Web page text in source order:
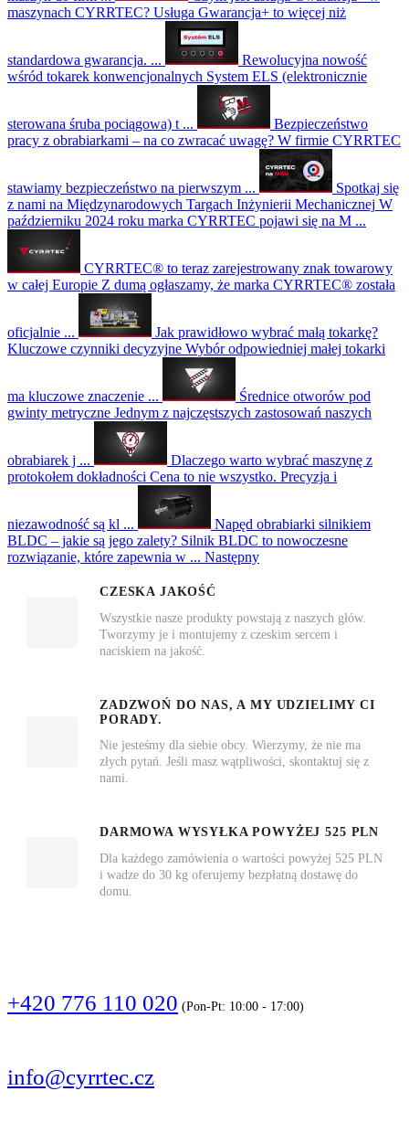
maszynach CYRRTEC? Usługa Gwarancja+ to więcej niż
standardowa gwarancja. ...
Rewolucyjna nowość
wśród tokarek konwencjonalnych System ELS (elektronicznie
sterowana śruba pociągowa) t ...
Bezpieczeństwo
pracy z obrabiarkami – na co zwracać uwagę? W firmie CYRRTEC
stawiamy bezpieczeństwo na pierwszym ...
Spotkaj się
z nami na Międzynarodowych Targach Inżynierii Mechanicznej W
październiku 2024 roku marka CYRRTEC pojawi się na M ...
CYRRTEC® to teraz zarejestrowany znak towarowy
w całej Europie Z dumą ogłaszamy, że marka CYRRTEC® została
oficjalnie ...
Jak prawidłowo wybrać małą tokarkę?
Kluczowe czynniki decyzyjne Wybór odpowiedniej małej tokarki
ma kluczowe znaczenie ...
Średnice otworów pod
gwinty metryczne Jednym z najczęstszych zastosowań naszych
obrabiarek j ...
Dlaczego warto wybrać maszynę z
protokołem dokładności Cena to nie wszystko. Precyzja i
niezawodność są kl ...
Napęd obrabiarki silnikiem
BLDC – jakie są jego zalety? Silnik BLDC to nowoczesne
rozwiązanie, które zapewnia w ... Następny
CZESKA JAKOŚĆ
Wszystkie nasze produkty powstają z naszych głów.
Tworzymy je i montujemy z czeskim sercem i
naciskiem na jakość.
ZADZWOŃ DO NAS, A MY UDZIELIMY CI
PORADY.
Nie jesteśmy dla siebie obcy. Wierzymy, że nie ma
złych pytań. Jeśli masz wątpliwości, skontaktuj się z
nami.
DARMOWA WYSYŁKA POWYŻEJ 525 PLN
Dla każdego zamówienia o wartości powyżej 525 PLN
i wadze do 30 kg oferujemy bezpłatną dostawę do
domu.
+420 776 110 020 (Pon-Pt: 10:00 - 17:00)
info@cyrrtec.cz